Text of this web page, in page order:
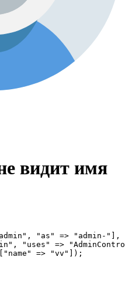
видит имя
"as" => "admin-
"uses" =>
=> "vv"]);